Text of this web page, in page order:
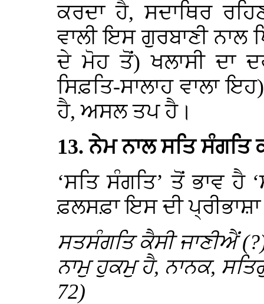
ਕਰਦਾ ਹੈ, ਸਦਾਥਿਰ
ਵਾਲੀ ਇਸ ਗੁਰਬਾਣੀ
ਦੇ ਮੋਹ ਤੋਂ) ਖਲਾਸੀ ਦਾ
ਸਿਫ਼ਤਿ-ਸਾਲਾਹ ਵਾਲਾ
ਹੈ, ਅਸਲ ਤਪ ਹੈ।
13. ਨੇਮ ਨਾਲ ਸਤਿ ਸੰਗਤਿ
‘ਸਤਿ ਸੰਗਤਿ’ ਤੋਂ ਭਾਵ ਹੈ
ਫ਼ਲਸਫ਼ਾ ਇਸ ਦੀ
ਸਤਸੰਗਤਿ ਕੈਸੀ ਜਾਣੀਐਂ
ਨਾਮੁ ਹੁਕਮੁ ਹੈ, ਨਾਨਕ,
72)